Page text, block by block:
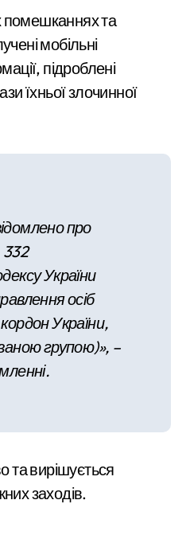
помешканнях та
мобільні
підроблені
їхньої злочинної
про
332
України
осіб
України,
групою)», –
та вирішується
заходів.